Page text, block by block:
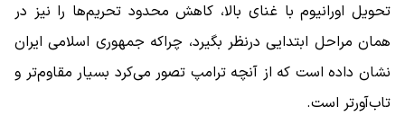
تحویل اورانیوم با غنای بالا، کاهش محدود تحریم‌ها را نیز در
همان مراحل ابتدایی درنظر بگیرد، چراکه جمهوری اسلامی ایران
نشان داده است که از آنچه ترامپ تصور می‌کرد بسیار مقاوم‌تر و
تاب‌آورتر است.